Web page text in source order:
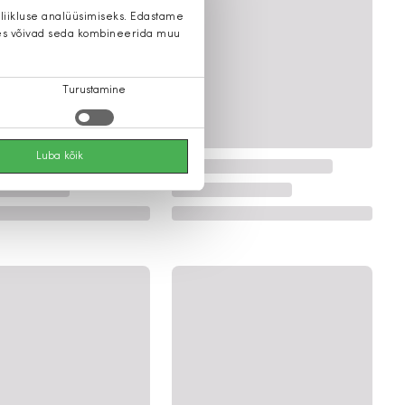
analüüsimiseks. Edastame
võivad seda kombineerida muu
Turustamine
Luba kõik